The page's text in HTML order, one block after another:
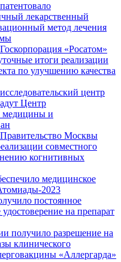
лекарственный
метод лечения
«Росатом»
итоги реализации
по улучшению качества
центр
Центр
медицины и
Москвы
совместного
когнитивных
медицинское
2023
постоянное
на препарат
разрешение на
клинического
«Аллергарда»